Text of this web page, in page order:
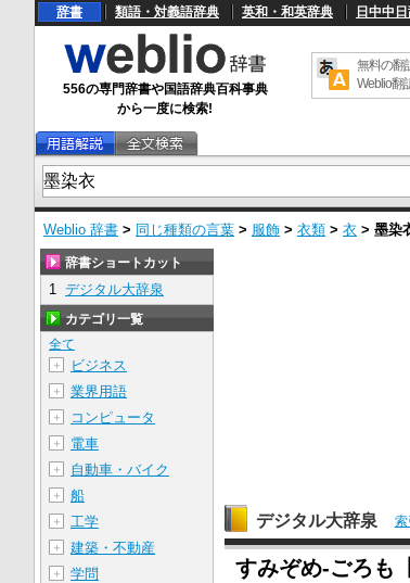
辞書 類語・対義語辞典 英和・和英辞典 日中中
556の専門辞書や国語辞典百科事典
から一度に検索!
無料の翻
Weblio翻
Weblio 辞書 > 同じ種類の言葉 > 服飾 > 衣類 > 衣 > 墨染
デジタル大辞泉
すみぞめ‐ごろも
辞書ショートカット
1 デジタル大辞泉
カテゴリ一覧
全て
＋
ビジネス
＋ 業界用語
＋ コンピュータ
＋ 電車
＋ 自動車・バイク
＋ 船
＋ 工学
＋ 建築・不動産
＋ 学問